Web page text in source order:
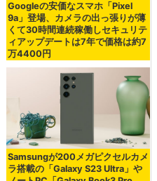
Googleの安価なスマホ「Pixel
9a」登場、カメラの出っ張りが薄
くて30時間連続稼働しセキュリテ
ィアップデートは7年で価格は約7
万4400円
Samsungが200メガピクセルカメ
ラ搭載の「Galaxy S23 Ultra」や